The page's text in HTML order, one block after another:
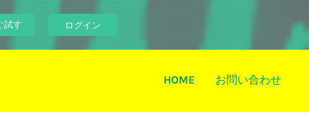
試す ログイン
HOME お問い合わせ